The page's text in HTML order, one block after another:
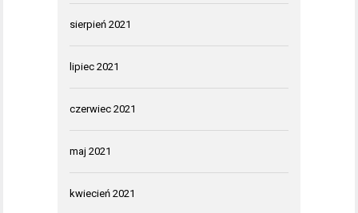
sierpień 2021
lipiec 2021
czerwiec 2021
maj 2021
kwiecień 2021